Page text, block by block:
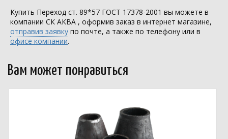
Купить Переход ст. 89*57 ГОСТ 17378-2001 вы можете в
компании СК АКВА , оформив заказ в интернет магазине,
отправив заявку по почте, а также по телефону или в
офисе компании.
Вам может понравиться